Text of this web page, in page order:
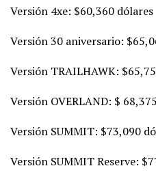
Versión 4xe: $60,360 dólares
Versión 30 aniversario:
Versión TRAILHAWK:
Versión OVERLAND: $
Versión SUMMIT: $73,090
Versión SUMMIT Reserve: